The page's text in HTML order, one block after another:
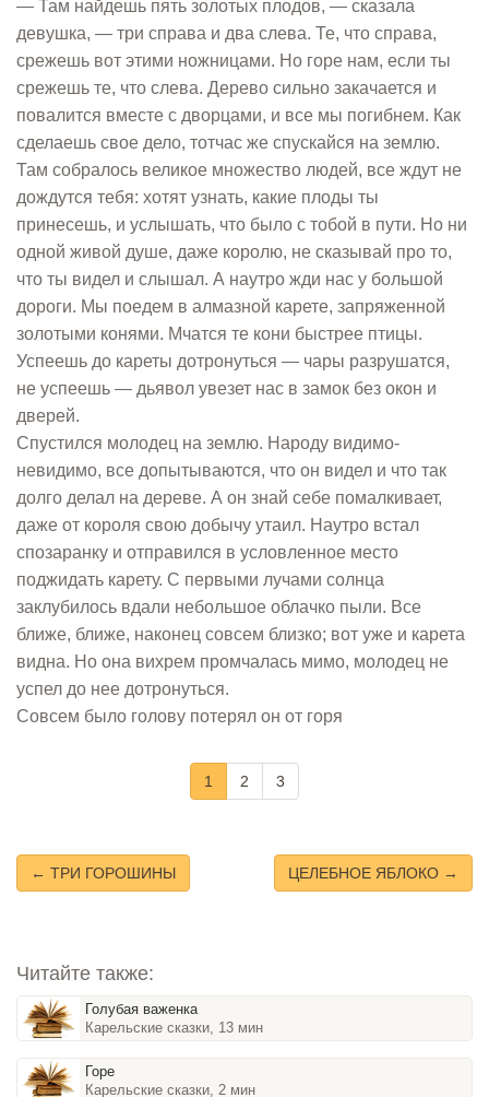
— Там найдешь пять золотых плодов, — сказала
девушка, — три справа и два слева. Те, что справа,
срежешь вот этими ножницами. Но горе нам, если ты
срежешь те, что слева. Дерево сильно закачается и
повалится вместе с дворцами, и все мы погибнем. Как
сделаешь свое дело, тотчас же спускайся на землю.
Там собралось великое множество людей, все ждут не
дождутся тебя: хотят узнать, какие плоды ты
принесешь, и услышать, что было с тобой в пути. Но ни
одной живой душе, даже королю, не сказывай про то,
что ты видел и слышал. А наутро жди нас у большой
дороги. Мы поедем в алмазной карете, запряженной
золотыми конями. Мчатся те кони быстрее птицы.
Успеешь до кареты дотронуться — чары разрушатся,
не успеешь — дьявол увезет нас в замок без окон и
дверей.
Спустился молодец на землю. Народу видимо-
невидимо, все допытываются, что он видел и что так
долго делал на дереве. А он знай себе помалкивает,
даже от короля свою добычу утаил. Наутро встал
спозаранку и отправился в условленное место
поджидать карету. С первыми лучами солнца
заклубилось вдали небольшое облачко пыли. Все
ближе, ближе, наконец совсем близко; вот уже и карета
видна. Но она вихрем промчалась мимо, молодец не
успел до нее дотронуться.
Совсем было голову потерял он от горя
1 2 3
← ТРИ ГОРОШИНЫ ЦЕЛЕБНОЕ ЯБЛОКО →
Читайте также:
Голубая важенка
Карельские сказки, 13 мин
Горе
Карельские сказки, 2 мин